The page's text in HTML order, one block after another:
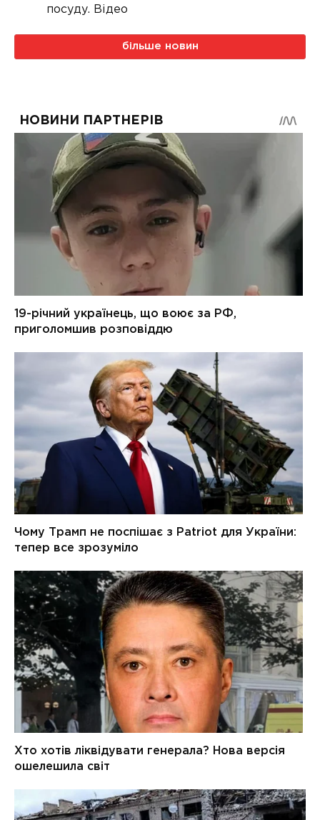
посуду. Відео
більше новин